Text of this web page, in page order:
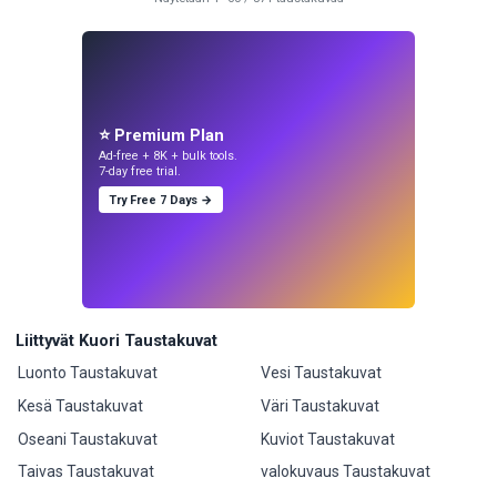
⭐ Premium Plan
Ad-free + 8K + bulk tools.
7-day free trial.
Try Free 7 Days →
Liittyvät Kuori Taustakuvat
Luonto Taustakuvat
Kesä Taustakuvat
Oseani Taustakuvat
Taivas Taustakuvat
Vesi Taustakuvat
Väri Taustakuvat
Kuviot Taustakuvat
valokuvaus Taustakuvat